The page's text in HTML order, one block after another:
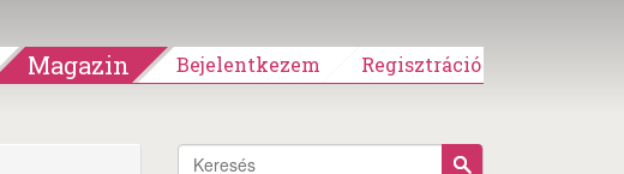
Magazin Bejelentkezem Regisztráció